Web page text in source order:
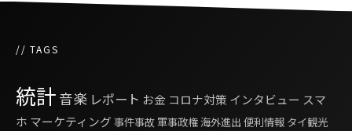
// TAGS
統計 音楽 レポート お金 コロナ対策 インタビュー スマ
ホ マーケティング 事件事故軍事政権海外進出 便利情報 タイ観光